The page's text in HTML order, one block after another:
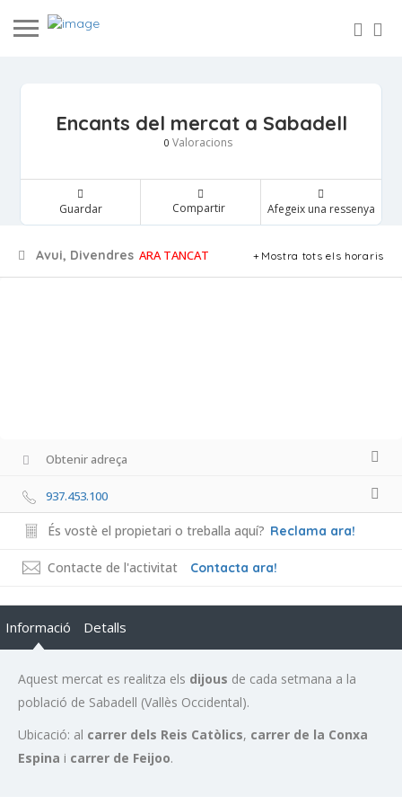
Encants del mercat a Sabadell
0 Valoracions
Guardar Compartir Afegeix una ressenya
Avui, Divendres ARA TANCAT Mostra tots els horaris
Obtenir adreça
937.453.100
És vostè el propietari o treballa aquí? Reclama ara!
Contacte de l'activitat Contacta ara!
Informació Detalls
Aquest mercat es realitza els dijous de cada setmana a la
població de Sabadell (Vallès Occidental).
Ubicació: al carrer dels Reis Catòlics, carrer de la Conxa
Espina i carrer de Feijoo.